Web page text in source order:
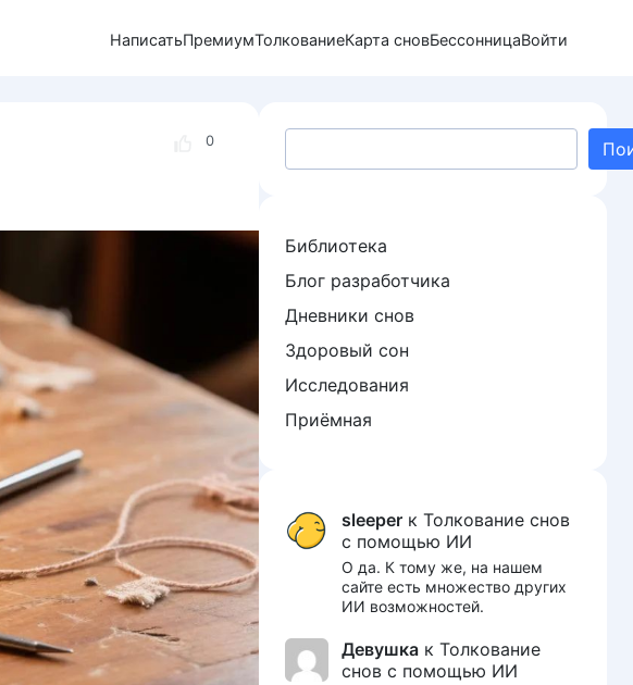
НаписатьПремиумТолкованиеКарта сновБессонницаВойти
0
Библиотека
Блог разработчика
Дневники снов
Здоровый сон
Исследования
Приёмная
sleeper к Толкование снов
с помощью ИИ
О да. К тому же, на нашем
сайте есть множество других
ИИ возможностей.
Девушка к Толкование
снов с помощью ИИ